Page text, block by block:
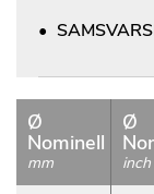
Ø
Nominell
mm
Ø
inch